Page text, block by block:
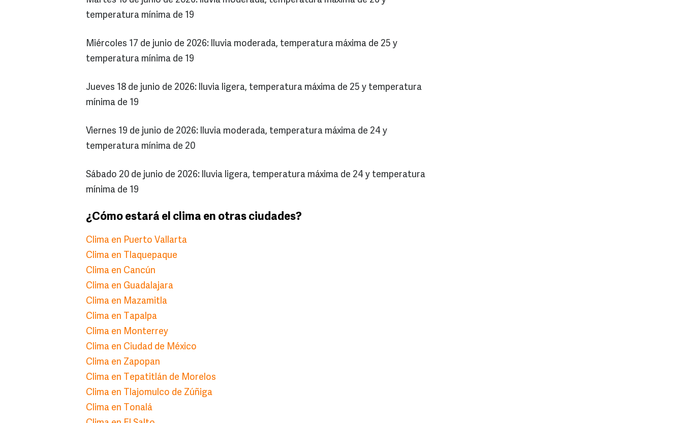
temperatura mínima de 19
Miércoles 17 de junio de 2026: lluvia moderada, temperatura máxima de 25 y
temperatura mínima de 19
Jueves 18 de junio de 2026: lluvia ligera, temperatura máxima de 25 y temperatura
mínima de 19
Viernes 19 de junio de 2026: lluvia moderada, temperatura máxima de 24 y
temperatura mínima de 20
Sábado 20 de junio de 2026: lluvia ligera, temperatura máxima de 24 y temperatura
mínima de 19
¿Cómo estará el clima en otras ciudades?
Clima en Puerto Vallarta
Clima en Tlaquepaque
Clima en Cancún
Clima en Guadalajara
Clima en Mazamitla
Clima en Tapalpa
Clima en Monterrey
Clima en Ciudad de México
Clima en Zapopan
Clima en Tepatitlán de Morelos
Clima en Tlajomulco de Zúñiga
Clima en Tonalá